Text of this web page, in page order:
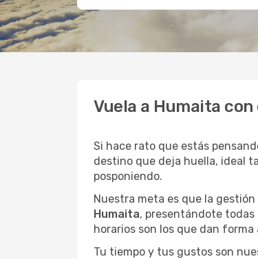
Vuela a Humaita
Si hace rato que estás
destino que deja huella, ideal
posponiendo.
Nuestra meta es que la
Humaita, presentándote
horarios son los que dan
Tu tiempo y tus gustos son